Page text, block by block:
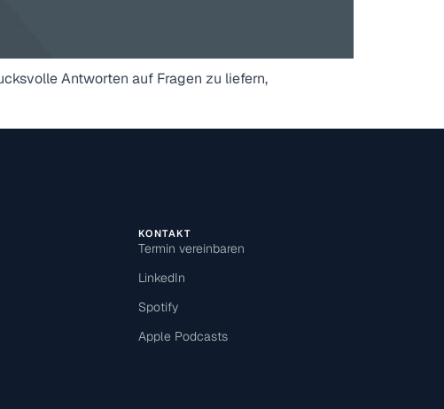
Antworten auf Fragen zu liefern,
KONTAKT
Termin vereinbaren
LinkedIn
Spotify
Apple Podcasts